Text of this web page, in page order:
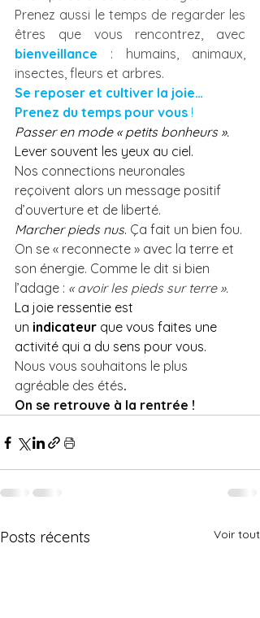
Prenez aussi le temps de regarder les
bienveillance : humains, animaux,
insectes, fleurs et arbres.
Se reposer et cultiver la joie…
Prenez du temps pour vous !
Passer en mode « petits bonheurs ».
Lever souvent les yeux au ciel.
Nos connections neuronales
reçoivent alors un message positif
d’ouverture et de liberté.
Marcher pieds nus. Ça fait un bien fou.
On se « reconnecte » avec la terre et
son énergie. Comme le dit si bien
l’adage : « avoir les pieds sur terre ».
La joie ressentie est
un indicateur que vous faites une
activité qui a du sens pour vous.
Nous vous souhaitons le plus
agréable des étés.
On se retrouve à la rentrée !
Posts récents Voir tout